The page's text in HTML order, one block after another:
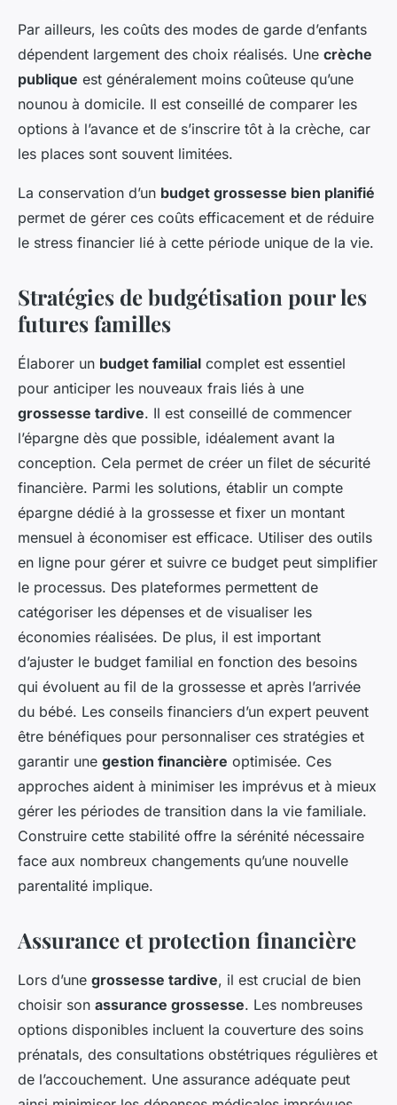
Par ailleurs, les coûts des modes de garde d’enfants
dépendent largement des choix réalisés. Une crèche
publique est généralement moins coûteuse qu’une
nounou à domicile. Il est conseillé de comparer les
options à l’avance et de s’inscrire tôt à la crèche, car
les places sont souvent limitées.
La conservation d’un budget grossesse bien planifié
permet de gérer ces coûts efficacement et de réduire
le stress financier lié à cette période unique de la vie.
Stratégies de budgétisation pour les
futures familles
Élaborer un budget familial complet est essentiel
pour anticiper les nouveaux frais liés à une
grossesse tardive. Il est conseillé de commencer
l’épargne dès que possible, idéalement avant la
conception. Cela permet de créer un filet de sécurité
financière. Parmi les solutions, établir un compte
épargne dédié à la grossesse et fixer un montant
mensuel à économiser est efficace. Utiliser des outils
en ligne pour gérer et suivre ce budget peut simplifier
le processus. Des plateformes permettent de
catégoriser les dépenses et de visualiser les
économies réalisées. De plus, il est important
d’ajuster le budget familial en fonction des besoins
qui évoluent au fil de la grossesse et après l’arrivée
du bébé. Les conseils financiers d’un expert peuvent
être bénéfiques pour personnaliser ces stratégies et
garantir une gestion financière optimisée. Ces
approches aident à minimiser les imprévus et à mieux
gérer les périodes de transition dans la vie familiale.
Construire cette stabilité offre la sérénité nécessaire
face aux nombreux changements qu’une nouvelle
parentalité implique.
Assurance et protection financière
Lors d’une grossesse tardive, il est crucial de bien
choisir son assurance grossesse. Les nombreuses
options disponibles incluent la couverture des soins
prénatals, des consultations obstétriques régulières et
de l’accouchement. Une assurance adéquate peut